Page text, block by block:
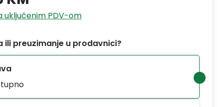
uključenim PDV-om
ili preuzimanje u prodavnici?